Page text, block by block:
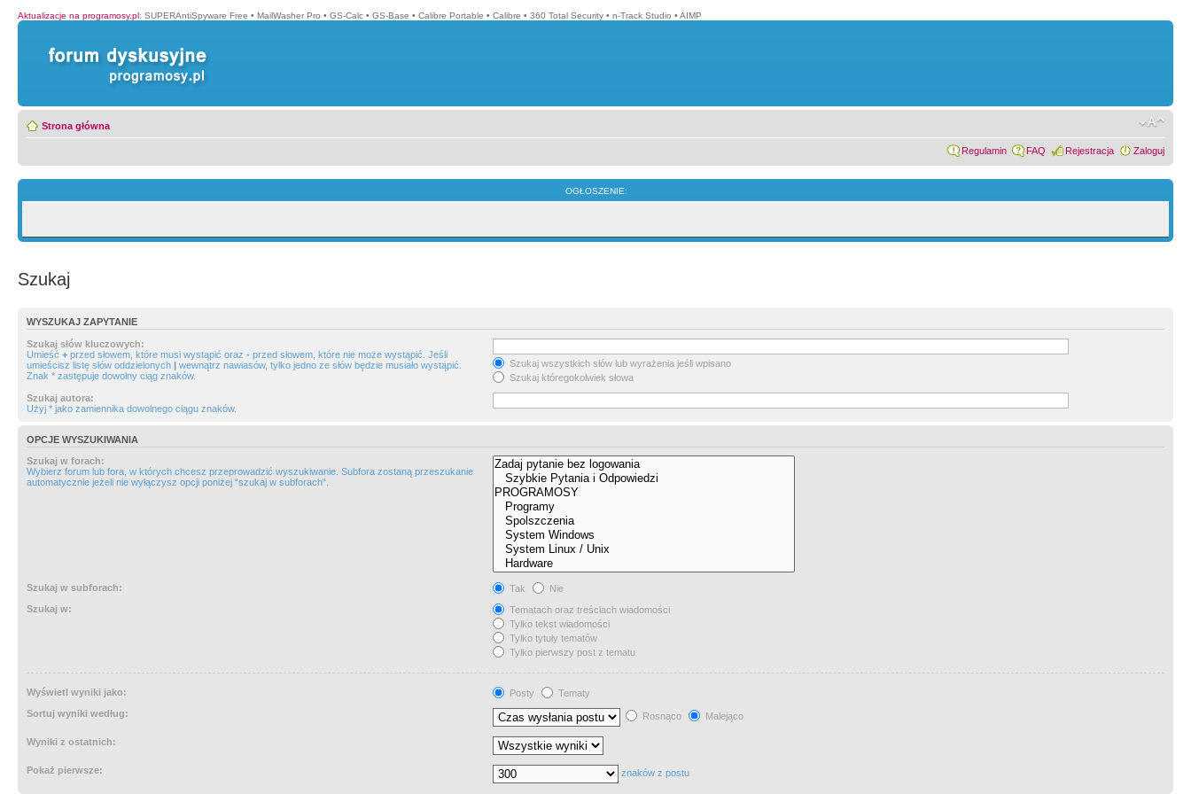
Aktualizacje na programosy.pl: SUPERAntiSpyware Free • MailWasher Pro • GS-Calc • GS-Base • Calibre Portable • Calibre • 360 Total Security • n-Track Studio • AIMP
Strona główna
Regulamin FAQ Rejestracja Zaloguj
OGŁOSZENIE:
Szukaj
WYSZUKAJ ZAPYTANIE
Szukaj słów kluczowych:
Umieść + przed słowem, które musi wystąpić oraz - przed słowem, które nie może wystąpić. Jeśli
umieścisz listę słów oddzielonych | wewnątrz nawiasów, tylko jedno ze słów będzie musiało wystąpić.
Znak * zastępuje dowolny ciąg znaków.
Szukaj wszystkich słów lub wyrażenia jeśli wpisano
Szukaj któregokolwiek słowa
Szukaj autora:
Użyj * jako zamiennika dowolnego ciągu znaków.
OPCJE WYSZUKIWANIA
Szukaj w forach:
Wybierz forum lub fora, w których chcesz przeprowadzić wyszukiwanie. Subfora zostaną przeszukanie
automatycznie jeżeli nie wyłączysz opcji poniżej “szukaj w subforach“.
Szukaj w subforach: Tak
Nie
Szukaj w:
Tematach oraz treściach wiadomości
Tylko tekst wiadomości
Tylko tytuły tematów
Tylko pierwszy post z tematu
Wyświetl wyniki jako: Posty
Tematy
Sortuj wyniki według:
Rosnąco Malejąco
Wyniki z ostatnich:
Pokaż pierwsze: znaków z postu